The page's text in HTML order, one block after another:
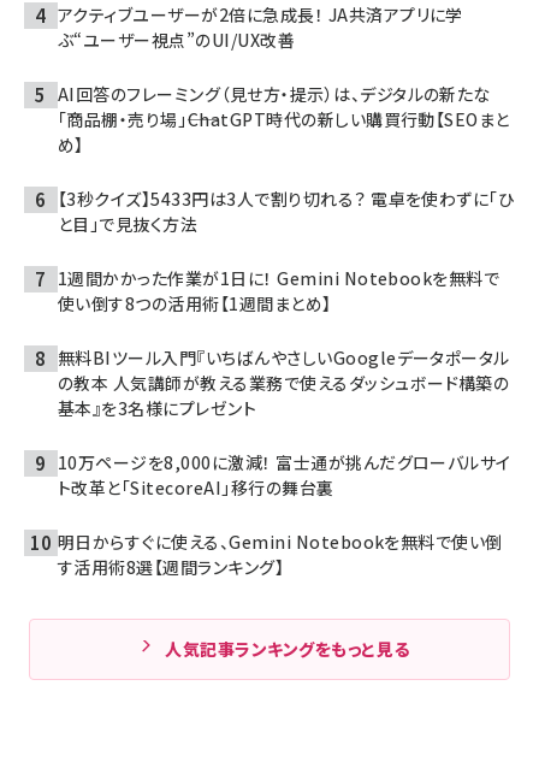
アクティブユーザーが2倍に急成長！ JA共済アプリに学
ぶ“ユーザー視点”のUI/UX改善
AI回答のフレーミング（見せ方・提示）は、デジタルの新たな
「商品棚・売り場」――ChatGPT時代の新しい購買行動【SEOまと
め】
【3秒クイズ】5433円は3人で割り切れる？ 電卓を使わずに「ひ
と目」で見抜く方法
1週間かかった作業が1日に！ Gemini Notebookを無料で
使い倒す8つの活用術【1週間まとめ】
無料BIツール入門『いちばんやさしいGoogleデータポータル
の教本 人気講師が教える業務で使えるダッシュボード構築の
基本』を3名様にプレゼント
10万ページを8,000に激減！ 富士通が挑んだグローバルサイ
ト改革と「SitecoreAI」移行の舞台裏
明日からすぐに使える、Gemini Notebookを無料で使い倒
す活用術8選【週間ランキング】
人気記事ランキングをもっと見る